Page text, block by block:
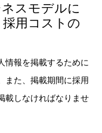
スモデルに
用コストの
情報を掲載するために
また、掲載期間に採用
載しなければなりませ